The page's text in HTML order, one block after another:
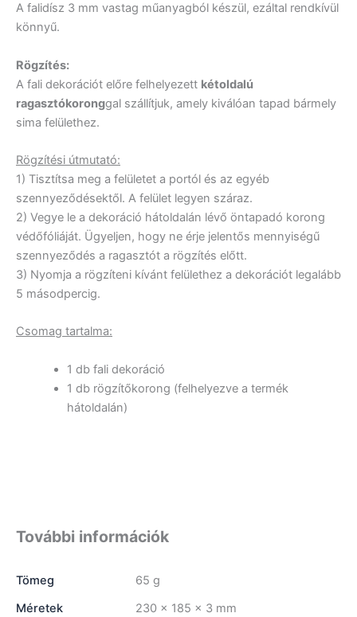
A falidísz 3 mm vastag műanyagból készül, ezáltal rendkívül
könnyű.
Rögzítés:
A fali dekorációt előre felhelyezett kétoldalú
ragasztókoronggal szállítjuk, amely kiválóan tapad bármely
sima felülethez.
Rögzítési útmutató:
1) Tisztítsa meg a felületet a portól és az egyéb
szennyeződésektől. A felület legyen száraz.
2) Vegye le a dekoráció hátoldalán lévő öntapadó korong
védőfóliáját. Ügyeljen, hogy ne érje jelentős mennyiségű
szennyeződés a ragasztót a rögzítés előtt.
3) Nyomja a rögzíteni kívánt felülethez a dekorációt legalább
5 másodpercig.
Csomag tartalma:
1 db fali dekoráció
1 db rögzítőkorong (felhelyezve a termék
hátoldalán)
További információk
Tömeg
65 g
Méretek
230 × 185 × 3 mm